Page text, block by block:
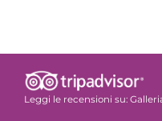
Leggi le recensioni su: